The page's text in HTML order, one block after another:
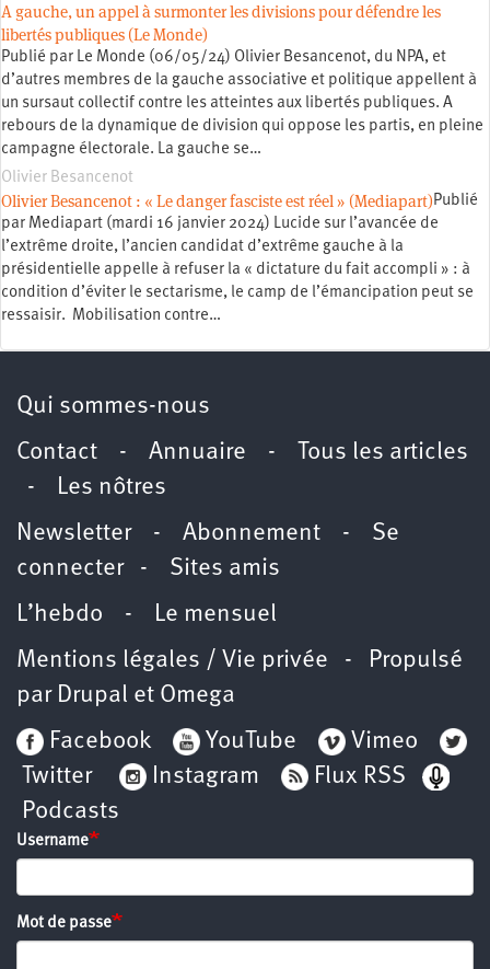
A gauche, un appel à surmonter les divisions pour défendre les
libertés publiques (Le Monde)
Publié par Le Monde (06/05/24) Olivier Besancenot, du NPA, et
d’autres membres de la gauche associative et politique appellent à
un sursaut collectif contre les atteintes aux libertés publiques. A
rebours de la dynamique de division qui oppose les partis, en pleine
campagne électorale. La gauche se…
Olivier Besancenot
Olivier Besancenot : « Le danger fasciste est réel » (Mediapart)Publié
par Mediapart (mardi 16 janvier 2024) Lucide sur l’avancée de
l’extrême droite, l’ancien candidat d’extrême gauche à la
présidentielle appelle à refuser la « dictature du fait accompli » : à
condition d’éviter le sectarisme, le camp de l’émancipation peut se
ressaisir. Mobilisation contre…
Qui sommes-nous
Contact - Annuaire -
Tous les articles
- Les nôtres
Newsletter- Abonnement - Se
connecter- Sites amis
L’hebdo - Le mensuel
Mentions légales / Vie privée - Propulsé
par Drupal et Omega
Facebook
YouTube
Vimeo
Twitter
Instagram
Flux RSS
Podcasts
Username
Mot de passe